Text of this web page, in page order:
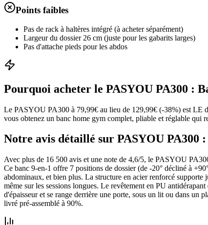
Points faibles
Pas de rack à haltères intégré (à acheter séparément)
Largeur du dossier 26 cm (juste pour les gabarits larges)
Pas d'attache pieds pour les abdos
Pourquoi acheter le PASYOU PA300 :
Le PASYOU PA300 à 79,99€ au lieu de 129,99€ (-38%) est LE
vous obtenez un banc home gym complet, pliable et réglable qui
Notre avis détaillé sur PASYOU PA300
Avec plus de 16 500 avis et une note de 4,6/5, le PASYOU
Ce banc 9-en-1 offre 7 positions de dossier (de -20° décliné à
abdominaux, et bien plus. La structure en acier renforcé
même sur les sessions longues. Le revêtement en PU
d'épaisseur et se range derrière une porte, sous un lit ou dans un
livré pré-assemblé à 90%.